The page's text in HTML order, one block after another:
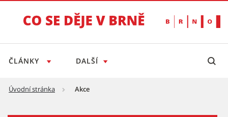
ČLÁNKY DALŠÍ
Úvodní stránka Akce